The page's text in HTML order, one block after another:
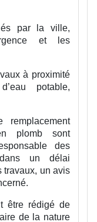
par la ville,
et les
à proximité
potable,
remplacement
plomb sont
des
un délai
travaux, un avis
être rédigé de
de la nature